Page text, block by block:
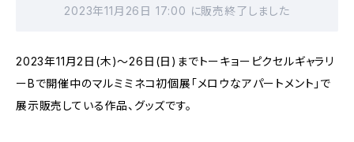
2023年11月26日 17:00 に販売終了しました
2023年11月2日(木)〜26日(日)までトーキョーピクセルギャラリ
ーBで開催中のマルミミネコ初個展「メロウなアパートメント」で
展示販売している作品、グッズです。